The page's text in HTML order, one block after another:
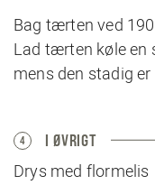
Bag tærten ved
Lad tærten køle en
mens den stadig er
4 I ØVRIGT
Drys med flormelis